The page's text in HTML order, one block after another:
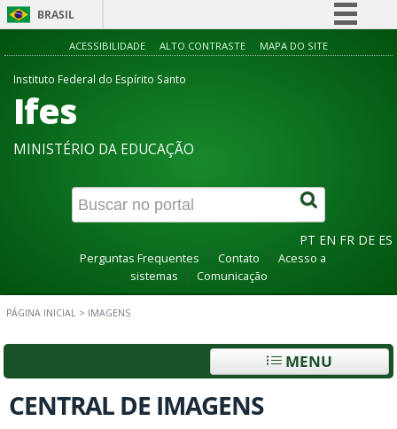
BRASIL
Simplifique!
Canais
ACESSIBILIDADE ALTO CONTRASTE MAPA DO SITE
Instituto Federal do Espírito Santo
Ifes
MINISTÉRIO DA EDUCAÇÃO
PT EN FR DE ES
Perguntas Frequentes Contato
Acesso a
sistemas
Comunicação
PÁGINA INICIAL > IMAGENS
MENU
CENTRAL DE IMAGENS